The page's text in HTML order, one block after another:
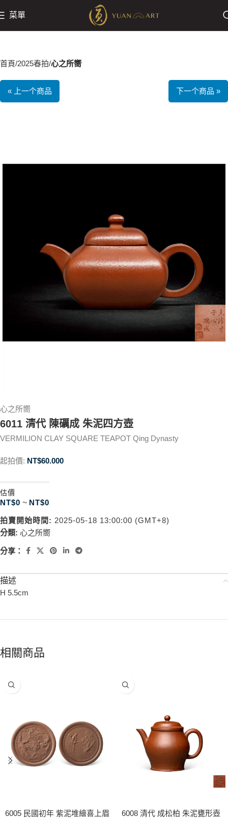
菜單
首頁 2025春拍 心之所嚮
« 上一个商品 下一个商品 »
心之所嚮
6011 清代 陳礪成 朱泥四方壺
VERMILION CLAY SQUARE TEAPOT Qing Dynasty
起拍價: NT$60.000
估價
NT$0 ~ NT$0
拍賣開始時間: 2025-05-18 13:00:00 (GMT+8)
分類: 心之所嚮
分享：
描述
H 5.5cm
相關商品
6005 民國初年 紫泥堆繪喜上眉
6008 清代 成松柏 朱泥甕形壺